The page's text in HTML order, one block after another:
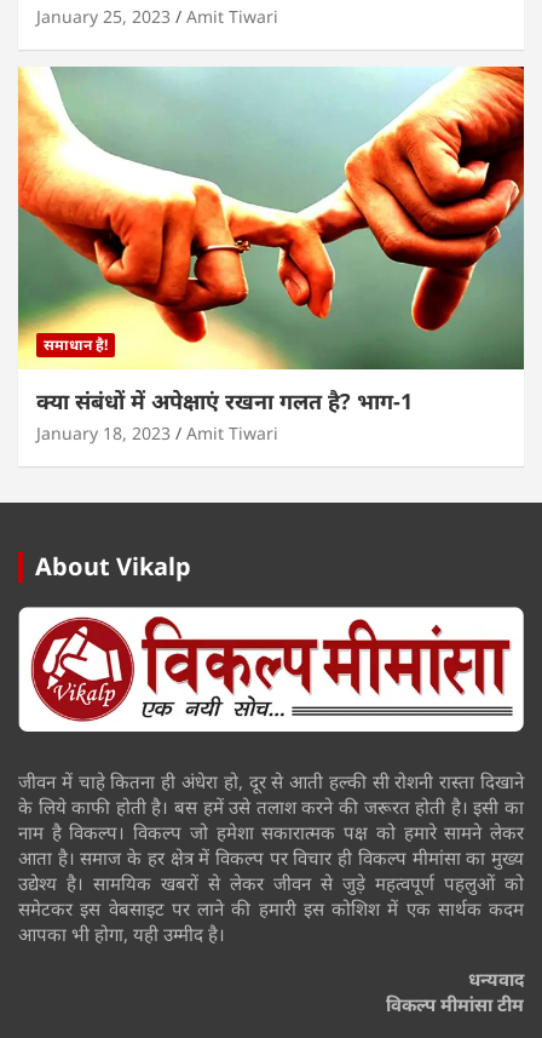
January 25, 2023 Amit Tiwari
समाधान है!
क्या संबंधों में अपेक्षाएं रखना गलत है? भाग-1
January 18, 2023 Amit Tiwari
About Vikalp
जीवन में चाहे कितना ही अंधेरा हो, दूर से आती हल्की सी रोशनी रास्ता दिखाने
के लिये काफी होती है। बस हमें उसे तलाश करने की जरूरत होती है। इसी का
नाम है विकल्प। विकल्प जो हमेशा सकारात्मक पक्ष को हमारे सामने लेकर
आता है। समाज के हर क्षेत्र में विकल्प पर विचार ही विकल्प मीमांसा का मुख्य
उद्येश्य है। सामयिक खबरों से लेकर जीवन से जुड़े महत्वपूर्ण पहलुओं को
समेटकर इस वेबसाइट पर लाने की हमारी इस कोशिश में एक सार्थक कदम
आपका भी होगा, यही उम्मीद है।
धन्यवाद
विकल्प मीमांसा टीम